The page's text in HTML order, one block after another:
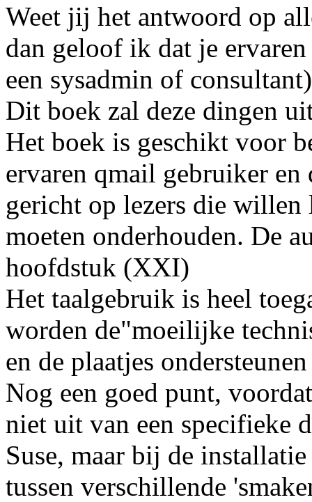
Weet jij het antwoord op
dan geloof ik dat je
een sysadmin of
Dit boek zal deze dingen
Het boek is geschikt voor
ervaren qmail gebruiker
gericht op lezers die willen
moeten onderhouden. De
hoofdstuk (XXI)
Het taalgebruik is heel
worden de"moeilijke
en de plaatjes
Nog een goed punt,
niet uit van een specifieke
Suse, maar bij de
tussen verschillende